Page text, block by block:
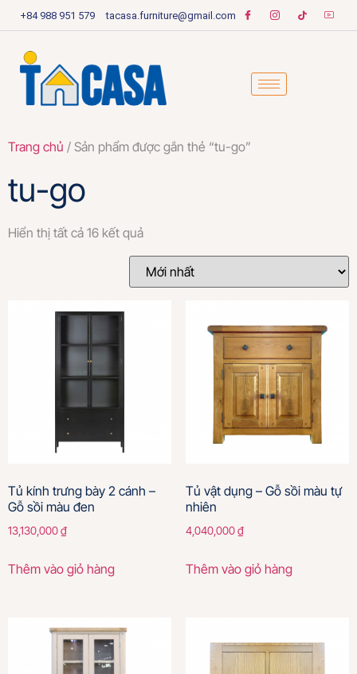
+84 988 951 579 tacasa.furniture@gmail.com
Trang chủ / Sản phẩm được gắn thẻ “tu-go”
tu-go
Hiển thị tất cả 16 kết quả
Tủ kính trưng bày 2 cánh –
Gỗ sồi màu đen
13,130,000₫
Thêm vào giỏ hàng
Tủ vật dụng – Gỗ sồi màu tự
nhiên
4,040,000₫
Thêm vào giỏ hàng